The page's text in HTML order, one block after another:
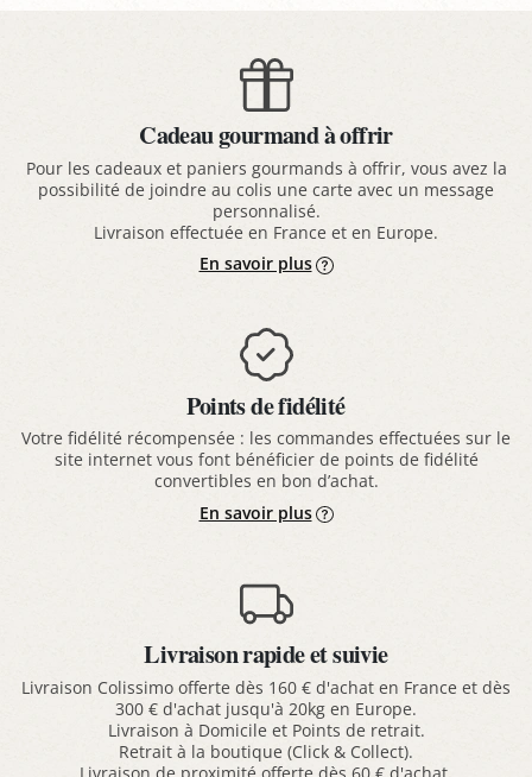
Cadeau gourmand à offrir
Pour les cadeaux et paniers gourmands à offrir, vous avez la
possibilité de joindre au colis une carte avec un message
personnalisé.
Livraison effectuée en France et en Europe.
En savoir plus
Points de fidélité
Votre fidélité récompensée : les commandes effectuées sur le
site internet vous font bénéficier de points de fidélité
convertibles en bon d’achat.
En savoir plus
Livraison rapide et suivie
Livraison Colissimo offerte dès 160 € d'achat en France et dès
300 € d'achat jusqu'à 20kg en Europe.
Livraison à Domicile et Points de retrait.
Retrait à la boutique (Click & Collect).